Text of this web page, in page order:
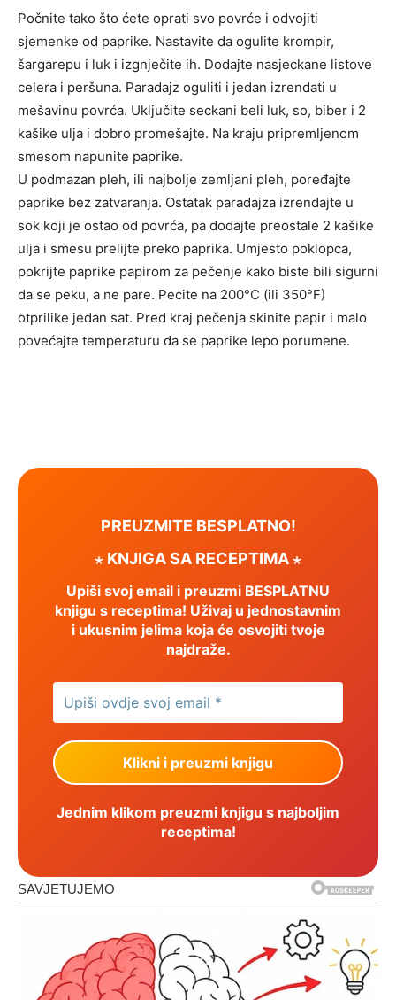
Počnite tako što ćete oprati svo povrće i odvojiti
sjemenke od paprike. Nastavite da ogulite krompir,
šargarepu i luk i izgnječite ih. Dodajte nasjeckane listove
celera i peršuna. Paradajz oguliti i jedan izrendati u
mešavinu povrća. Uključite seckani beli luk, so, biber i 2
kašike ulja i dobro promešajte. Na kraju pripremljenom
smesom napunite paprike.
U podmazan pleh, ili najbolje zemljani pleh, poređajte
paprike bez zatvaranja. Ostatak paradajza izrendajte u
sok koji je ostao od povrća, pa dodajte preostale 2 kašike
ulja i smesu prelijte preko paprika. Umjesto poklopca,
pokrijte paprike papirom za pečenje kako biste bili sigurni
da se peku, a ne pare. Pecite na 200°C (ili 350°F)
otprilike jedan sat. Pred kraj pečenja skinite papir i malo
povećajte temperaturu da se paprike lepo porumene.
PREUZMITE BESPLATNO!
⋆ KNJIGA SA RECEPTIMA ⋆
Upiši svoj email i preuzmi BESPLATNU
knjigu s receptima! Uživaj u jednostavnim
i ukusnim jelima koja će osvojiti tvoje
najdraže.
Jednim klikom preuzmi knjigu s najboljim
receptima!